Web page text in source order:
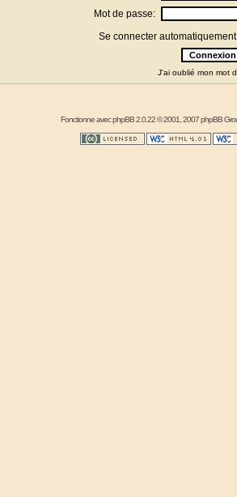
Mot de passe:
Se connecter
J'ai oublié mon mot
Fonctionne avecphpBB2.0.22 © 2001, 2007 phpBB